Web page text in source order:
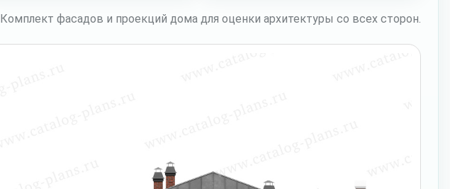
Комплект фасадов и проекций дома для оценки архитектуры со всех сторон.